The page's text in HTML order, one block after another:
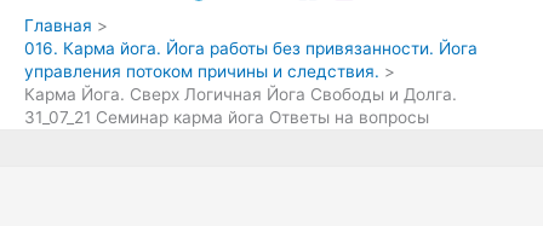
Главная
016. Карма йога. Йога работы без привязанности. Йога
управления потоком причины и следствия.
Карма Йога. Сверх Логичная Йога Свободы и Долга.
31_07_21 Семинар карма йога Ответы на вопросы